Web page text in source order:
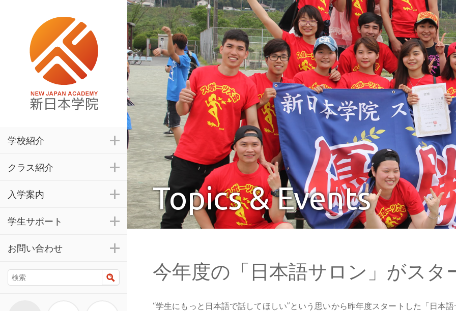
学校紹介
クラス紹介
入学案内
学生サポート
お問い合わせ
検索
Topics & Events
今年度の「日本語サロン」がスタ
“学生にもっと日本語で話してほしい”という思いから昨年度スタートした「日本